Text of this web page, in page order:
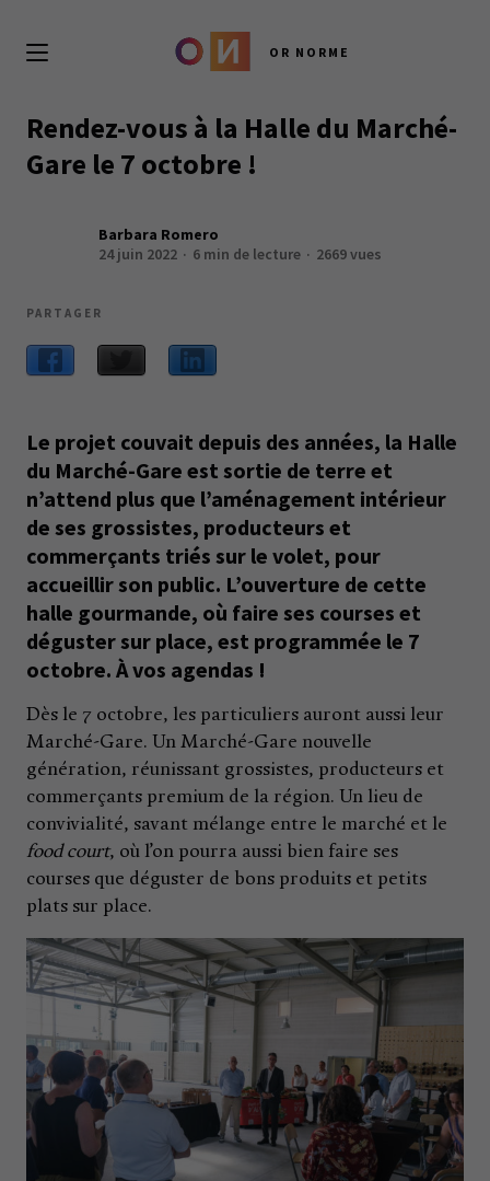
OR NORME
Rendez-vous à la Halle du Marché-
Gare le 7 octobre !
Barbara Romero
24 juin 2022
6 min de lecture 2669 vues
PARTAGER
Le projet couvait depuis des années, la Halle
du Marché-Gare est sortie de terre et
n’attend plus que l’aménagement intérieur
de ses grossistes, producteurs et
commerçants triés sur le volet, pour
accueillir son public. L’ouverture de cette
halle gourmande, où faire ses courses et
déguster sur place, est programmée le 7
octobre. À vos agendas !
Dès le 7 octobre, les particuliers auront aussi leur
Marché-Gare. Un Marché-Gare nouvelle
génération, réunissant grossistes, producteurs et
commerçants premium de la région. Un lieu de
convivialité, savant mélange entre le marché et le
food court, où l’on pourra aussi bien faire ses
courses que déguster de bons produits et petits
plats sur place.